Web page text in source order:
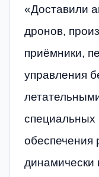
«Доставили
дронов,
приёмники,
управления
специальных
обеспечения